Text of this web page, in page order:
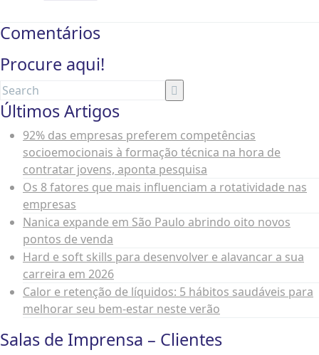
Comentários
Procure aqui!
Últimos Artigos
92% das empresas preferem competências
socioemocionais à formação técnica na hora de
contratar jovens, aponta pesquisa
Os 8 fatores que mais influenciam a rotatividade nas
empresas
Nanica expande em São Paulo abrindo oito novos
pontos de venda
Hard e soft skills para desenvolver e alavancar a sua
carreira em 2026
Calor e retenção de líquidos: 5 hábitos saudáveis para
melhorar seu bem-estar neste verão
Salas de Imprensa – Clientes